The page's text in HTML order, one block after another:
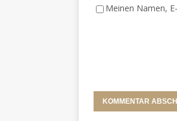
Meinen Namen,